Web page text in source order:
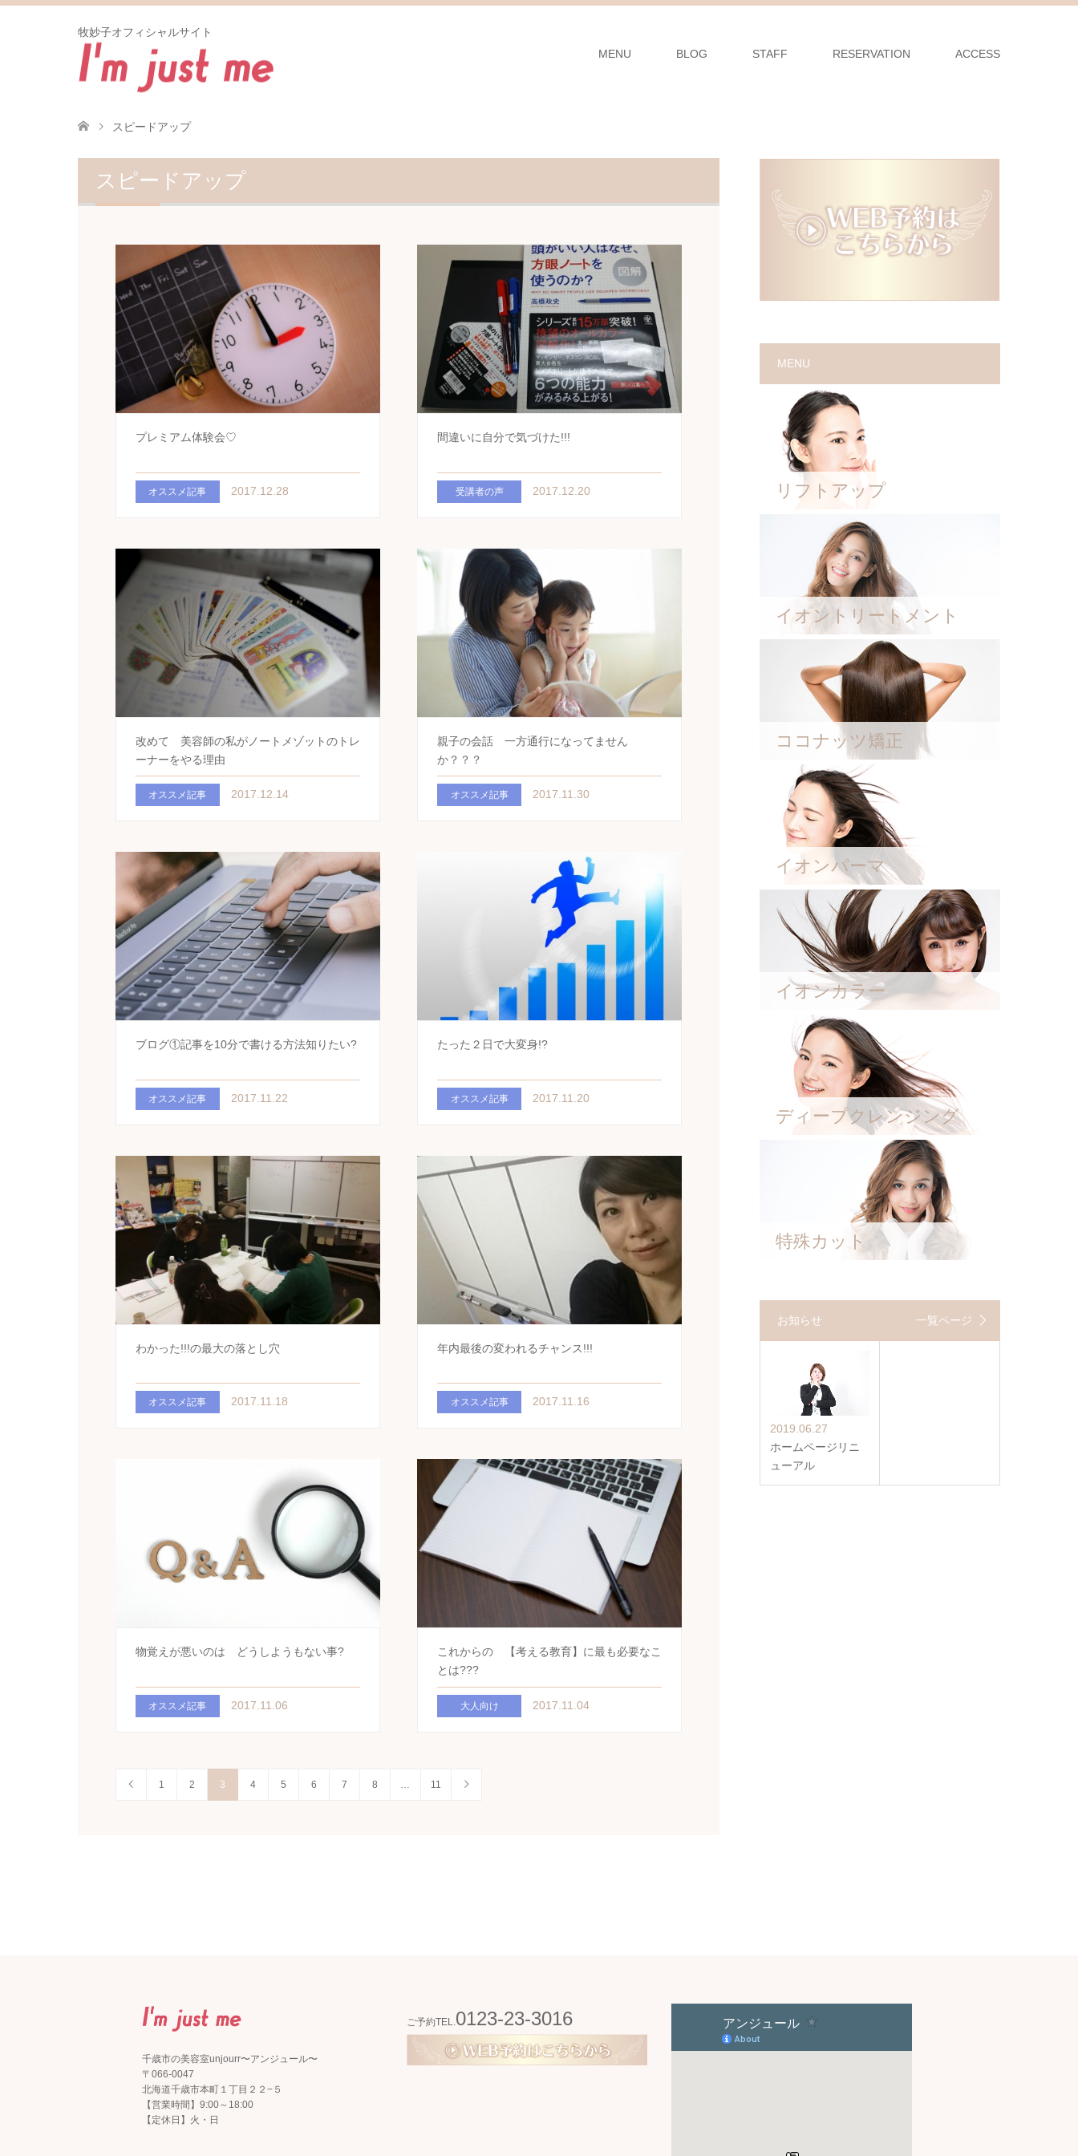
牧妙子オフィシャルサイト
MENU
BLOG STAFF RESERVATION ACCESS
スピードアップ
スピードアップ
プレミアム体験会♡
オススメ記事 2017.12.28
間違いに自分で気づけた!!!
受講者の声 2017.12.20
改めて 美容師の私がノートメゾットのトレ
ーナーをやる理由
オススメ記事 2017.12.14
親子の会話 一方通行になってません
か？？？
オススメ記事 2017.11.30
ブログ①記事を10分で書ける方法知りたい?
オススメ記事 2017.11.22
たった２日で大変身!?
オススメ記事 2017.11.20
わかった!!!の最大の落とし穴
オススメ記事 2017.11.18
年内最後の変われるチャンス!!!
オススメ記事 2017.11.16
物覚えが悪いのは どうしようもない事?
オススメ記事 2017.11.06
これからの 【考える教育】に最も必要なこ
とは???
大人向け 2017.11.04
1 2 3 4 5 6 7 8 … 11
MENU
リフトアップ
イオントリートメント
ココナッツ矯正
イオンパーマ
イオンカラー
ディープクレンジング
特殊カット
お知らせ 一覧ページ
2019.06.27
ホームページリニ
ューアル
千歳市の美容室unjourr〜アンジュール〜
〒066-0047
北海道千歳市本町１丁目２２−５
【営業時間】9:00～18:00
【定休日】火・日
ご予約TEL.0123-23-3016